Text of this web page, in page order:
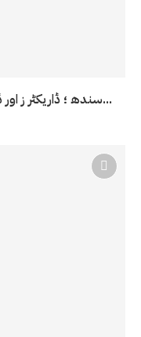
سندھ ؛ ڈاریکٹر ز اور ڈی ای او ایجوکیشن ذکوٰۃ ،صدقات کے...